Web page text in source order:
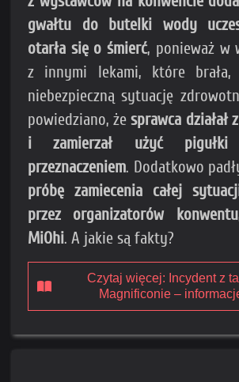
gwałtu do butelki wody
otarła się o śmierć, ponieważ w
z innymi lekami, które brała,
niebezpieczną sytuację
powiedziano, żesprawca działał
i zamierzał użyć
przeznaczeniem. Dodatkowo
próbę zamiecenia całej
przez organizatorów
MiOhi. A jakie są fakty?
Czytaj więcej: Incydent z
Magnificonie –